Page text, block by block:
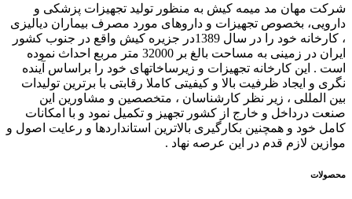
شرکت مهان مد میمه کیش به منظور تولید تجهیزات پزشکی و
دارویی، بخصوص تجهیزات و داروهای مورد مصرف بیماران دیالیزی
، کارخانه خود را در سال 1389در جزیره کیش واقع در جنوب کشور
ایران در زمینی به مساحت بالغ بر 32000 متر مربع احداث نموده
است . این کارخانه تجهیزات و زیرساخاتهای خود را براساس آینده
نگری و ایجاد ظرفیت بالا و کیفیتی کاملا رقابتی با برترین تولیدات
بین المللی ، زیر نظر کارشناسان ، متخصصین و مشاورین این
صنعت درداخل و خارج از کشور تجهیز و تکمیل نمود و با امکانات
کامل خود و همچنین بکارگیری بالاترین استانداردها و رعایت اصول و
موازین لازم قدم در این عرصه نهاد .
محصولات